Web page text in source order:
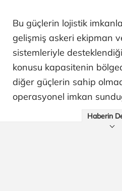
Bu güçlerin lojistik
gelişmiş askeri ekipman
sistemleriyle
konusu kapasitenin
diğer güçlerin sahip
operasyonel imkan
Haberin